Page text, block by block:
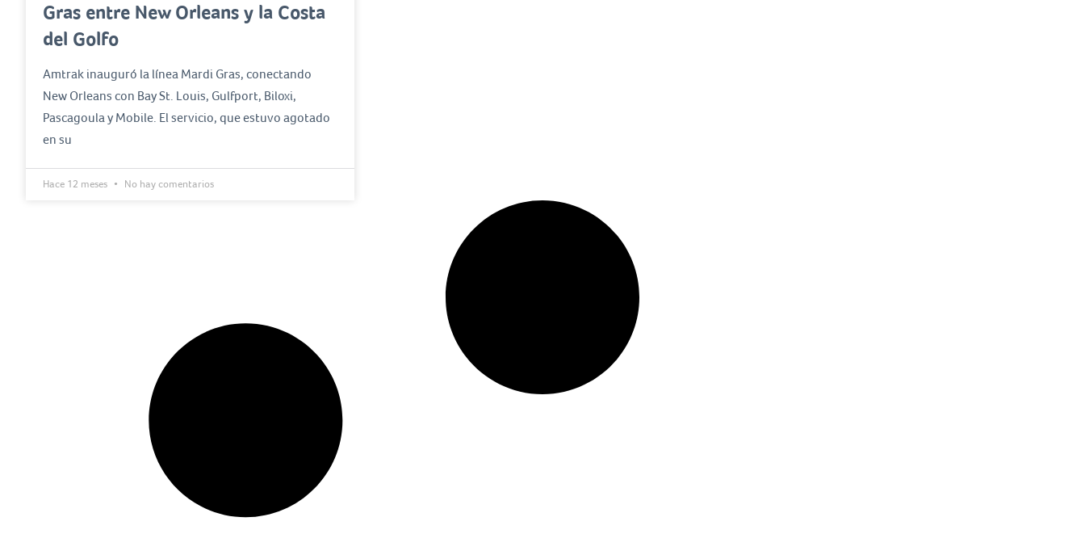
Gras entre New Orleans y la Costa
del Golfo
Amtrak inauguró la línea Mardi Gras, conectando
New Orleans con Bay St. Louis, Gulfport, Biloxi,
Pascagoula y Mobile. El servicio, que estuvo agotado
en su
Hace 12 meses No hay comentarios